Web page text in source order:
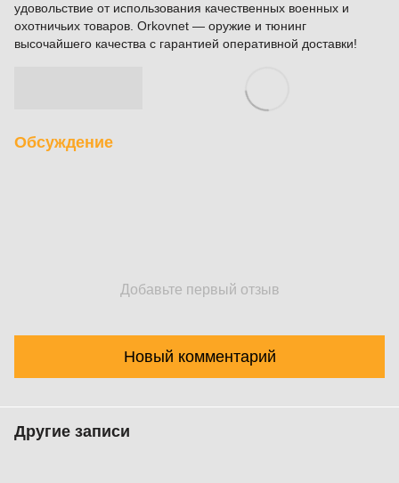
удовольствие от использования качественных военных и
охотничьих товаров. Оrkovnet — оружие и тюнинг
высочайшего качества с гарантией оперативной доставки!
Обсуждение
Добавьте первый отзыв
Новый комментарий
Другие записи